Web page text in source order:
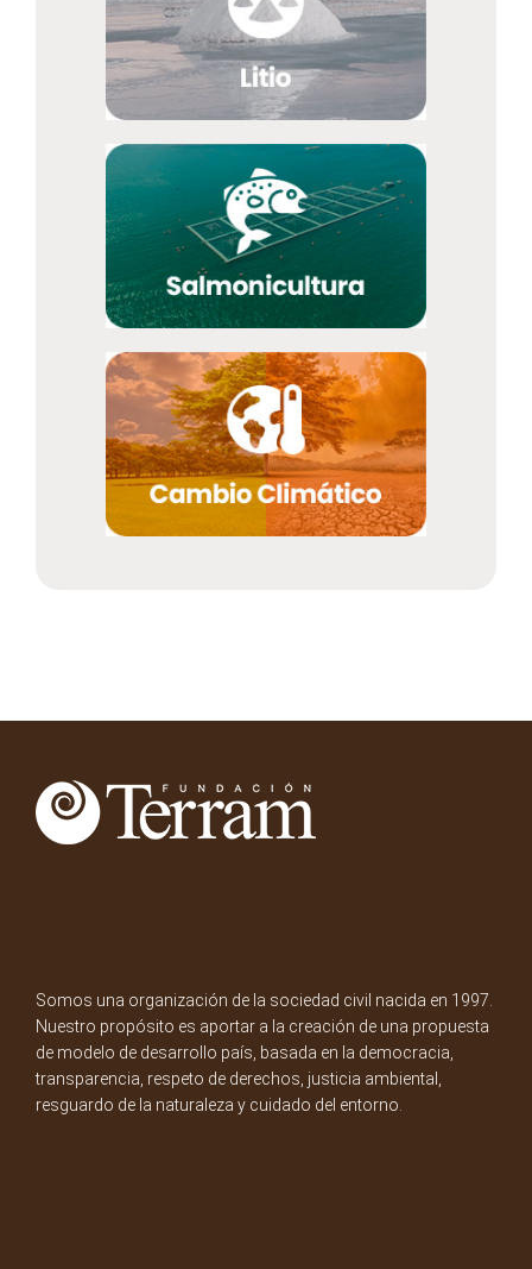
Somos una organización de la sociedad civil nacida en 1997.
Nuestro propósito es aportar a la creación de una propuesta
de modelo de desarrollo país, basada en la democracia,
transparencia, respeto de derechos, justicia ambiental,
resguardo de la naturaleza y cuidado del entorno.